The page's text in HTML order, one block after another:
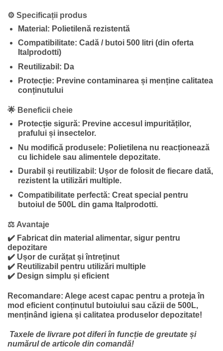
⚙️ Specificații produs
Material: Polietilenă rezistentă
Compatibilitate: Cadă / butoi 500 litri (din oferta
Italprodotti)
Reutilizabil: Da
Protecție: Previne contaminarea și menține calitatea
conținutului
🌟 Beneficii cheie
Protecție sigură: Previne accesul impurităților,
prafului și insectelor.
Nu modifică produsele: Polietilena nu reacționează
cu lichidele sau alimentele depozitate.
Durabil și reutilizabil: Ușor de folosit de fiecare dată,
rezistent la utilizări multiple.
Compatibilitate perfectă: Creat special pentru
butoiul de 500L din gama Italprodotti.
⚖️ Avantaje
✔️ Fabricat din material alimentar, sigur pentru
depozitare
✔️ Ușor de curățat și întreținut
✔️ Reutilizabil pentru utilizări multiple
✔️ Design simplu și eficient
Recomandare: Alege acest capac pentru a proteja în
mod eficient conținutul butoiului sau căzii de 500L,
menținând igiena și calitatea produselor depozitate!
Taxele de livrare pot diferi în funcție de greutate și
numărul de articole din comandă!